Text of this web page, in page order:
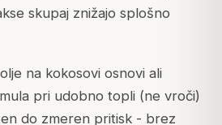
skupaj znižajo splošno
na kokosovi osnovi ali
pri udobno topli (ne vroči)
do zmeren pritisk - brez